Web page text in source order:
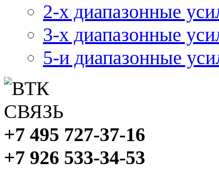
2-х диапазонные
3-х диапазонные
5-и диапазонные
+7 495 727-37-16
+7 926 533-34-53